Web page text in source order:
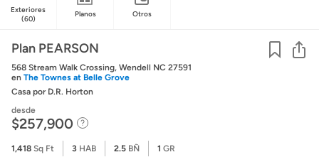
Exteriores
(60)
Planos Otros
Plan PEARSON
568 Stream Walk Crossing, Wendell NC 27591
en The Townes at Belle Grove
Casa por D.R. Horton
desde
$257,900
1,418 Sq Ft 3 HAB 2.5 BÑ 1 GR